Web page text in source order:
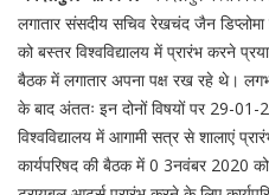
लगातार संसदीय सचिव रेखचंद जैन
को बस्तर विश्वविद्यालय में प्रारंभ करने
बैठक में लगातार अपना पक्ष रख रहे थे।
के बाद अंततः इन दोनों विषयों पर 29-
विश्वविद्यालय में आगामी सत्र से शालाएं
कार्यपरिषद की बैठक में 0 3नवंबर 2020 को